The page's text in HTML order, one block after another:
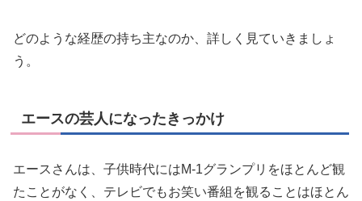
どのような経歴の持ち主なのか、詳しく見ていきましょ
う。
エースの芸人になったきっかけ
エースさんは、子供時代にはM-1グランプリをほとんど観
たことがなく、テレビでもお笑い番組を観ることはほとん